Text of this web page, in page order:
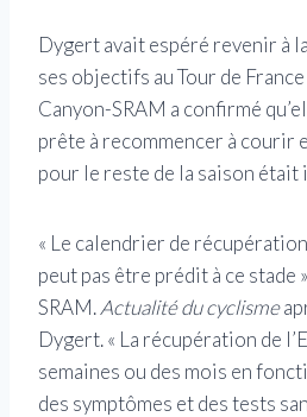
Dygert avait espéré revenir à
ses objectifs au Tour de
Canyon-SRAM a confirmé
prête à recommencer à courir
pour le reste de la saison était
« Le calendrier de
peut pas être prédit à ce stade
SRAM.Actualité du cyclisme
Dygert. « La récupération de
semaines ou des mois en
des symptômes et des tests